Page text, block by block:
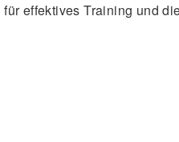
effektives Training und